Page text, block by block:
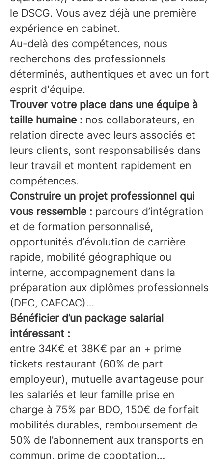
le DSCG. Vous avez déjà une première
expérience en cabinet.
Au-delà des compétences, nous
recherchons des professionnels
déterminés, authentiques et avec un fort
esprit d'équipe.
Trouver votre place dans une équipe à
taille humaine : nos collaborateurs, en
relation directe avec leurs associés et
leurs clients, sont responsabilisés dans
leur travail et montent rapidement en
compétences.
Construire un projet professionnel qui
vous ressemble : parcours d’intégration
et de formation personnalisé,
opportunités d’évolution de carrière
rapide, mobilité géographique ou
interne, accompagnement dans la
préparation aux diplômes professionnels
(DEC, CAFCAC)…
Bénéficier d’un package salarial
intéressant :
entre 34K€ et 38K€ par an + prime
tickets restaurant (60% de part
employeur), mutuelle avantageuse pour
les salariés et leur famille prise en
charge à 75% par BDO, 150€ de forfait
mobilités durables, remboursement de
50% de l’abonnement aux transports en
commun, prime de cooptation…